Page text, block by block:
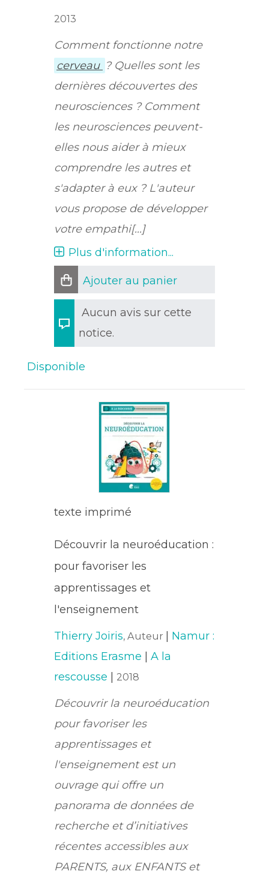
2013
Comment fonctionne notre
cerveau ? Quelles sont les
dernières découvertes des
neurosciences ? Comment
les neurosciences peuvent-
elles nous aider à mieux
comprendre les autres et
s'adapter à eux ? L'auteur
vous propose de développer
votre empathi[...]
Plus d'information...
Ajouter au panier
Aucun avis sur cette
notice.
Disponible
texte imprimé
Découvrir la neuroéducation :
pour favoriser les
apprentissages et
l'enseignement
Thierry Joiris, Auteur
Namur :
Editions Erasme |A la
rescousse
2018
Découvrir la neuroéducation
pour favoriser les
apprentissages et
l'enseignement est un
ouvrage qui offre un
panorama de données de
recherche et d’initiatives
récentes accessibles aux
PARENTS, aux ENFANTS et